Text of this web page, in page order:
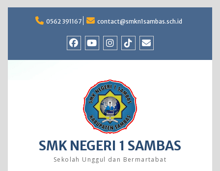
0562 391167 contact@smkn1sambas.sch.id
SMK NEGERI 1 SAMBAS
Sekolah Unggul dan Bermartabat